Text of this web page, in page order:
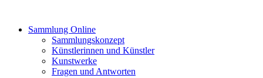
Sammlung Online
Sammlungskonzept
Künstlerinnen und Künstler
Kunstwerke
Fragen und Antworten